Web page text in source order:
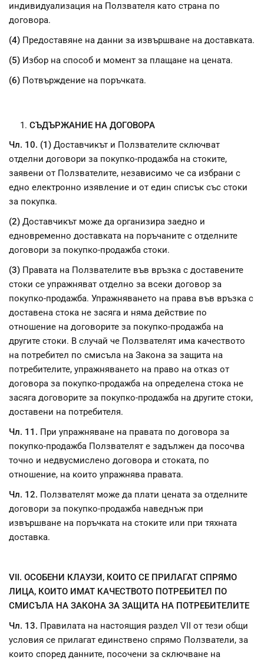
индивидуализация на Ползвателя като страна по
договора.
(4) Предоставяне на данни за извършване на доставката.
(5) Избор на способ и момент за плащане на цената.
(6) Потвърждение на поръчката.
СЪДЪРЖАНИЕ НА ДОГОВОРА
Чл. 10. (1) Доставчикът и Ползвателите сключват
отделни договори за покупко-продажба на стоките,
заявени от Ползвателите, независимо че са избрани с
едно електронно изявление и от един списък със стоки
за покупка.
(2) Доставчикът може да организира заедно и
едновременно доставката на поръчаните с отделните
договори за покупко-продажба стоки.
(3) Правата на Ползвателите във връзка с доставените
стоки се упражняват отделно за всеки договор за
покупко-продажба. Упражняването на права във връзка с
доставена стока не засяга и няма действие по
отношение на договорите за покупко-продажба на
другите стоки. В случай че Ползвателят има качеството
на потребител по смисъла на Закона за защита на
потребителите, упражняването на право на отказ от
договора за покупко-продажба на определена стока не
засяга договорите за покупко-продажба на другите стоки,
доставени на потребителя.
Чл. 11. При упражняване на правата по договора за
покупко-продажба Ползвателят е задължен да посочва
точно и недвусмислено договора и стоката, по
отношение, на които упражнява правата.
Чл. 12. Ползвателят може да плати цената за отделните
договори за покупко-продажба наведнъж при
извършване на поръчката на стоките или при тяхната
доставка.
VII. ОСОБЕНИ КЛАУЗИ, КОИТО СЕ ПРИЛАГАТ СПРЯМО
ЛИЦА, КОИТО ИМАТ КАЧЕСТВОТО ПОТРЕБИТЕЛ ПО
СМИСЪЛА НА ЗАКОНА ЗА ЗАЩИТА НА ПОТРЕБИТЕЛИТЕ
Чл. 13. Правилата на настоящия раздел VII от тези общи
условия се прилагат единствено спрямо Ползватели, за
които според данните, посочени за сключване на